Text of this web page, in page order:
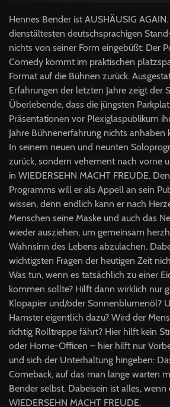
Hennes Bender ist AUSHÄUSIG
dienstältesten deutschsprachigen
nichts von seiner Form eingebüßt: Der
Comedy kommt im praktischen
Format auf die Bühnen zurück.
Erfahrungen der letzten Jahre zeigt der
Überlebende, dass die jüngsten
Präsentationen vor Plexiglaspublikum
Jahre Bühnenerfahrung nichts anhaben
In seinem neuen und neunten
zurück, sondern vehement nach vorne
in WIEDERSEHN MACHT FREUDE.
Programms will er als Appell an sein
wissen, denn endlich kann er nach
Menschen seine Maske und auch das
wieder ausziehen, um gemeinsam
Wahnsinn des Lebens abzulachen.
wichtigsten Fragen der heutigen Zeit
Was tun, wenn es tatsächlich zu einer
kommen sollte? Hilft dann wirklich nur
Klopapier und/oder Sonnenblumenöl?
Hamster eigentlich dazu? Wird der
richtig Rolltreppe fährt? Hier hilft kein
oder Home-Officen – hier hilft nur
und sich der Unterhaltung hingeben:
Comeback, auf das man lange warten
Bender selbst. Dabeisein ist alles, wenn
WIEDERSEHN MACHT